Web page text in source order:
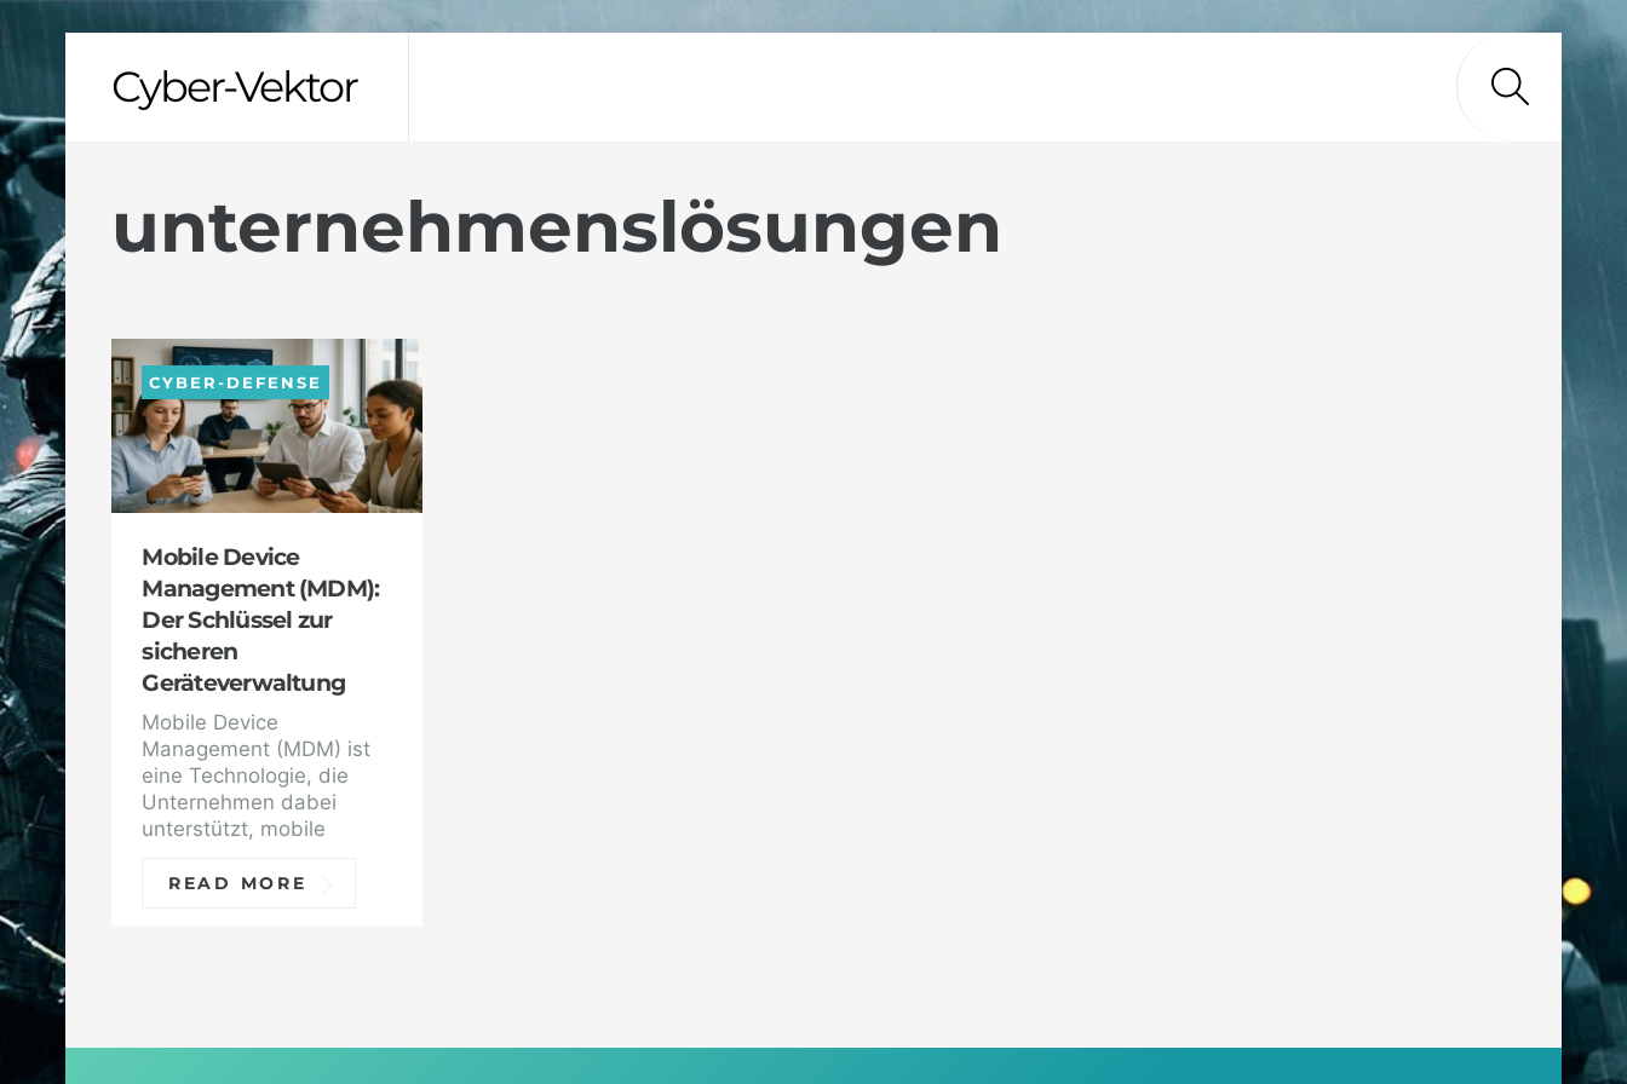
content
Cyber-Vektor
unternehmenslösungen
Mobile Device
Management (MDM):
Der Schlüssel zur
sicheren
Geräteverwaltung
CYBER-DEFENSE
Mobile Device
Management (MDM) ist
eine Technologie, die
Unternehmen dabei
unterstützt, mobile
READ MORE